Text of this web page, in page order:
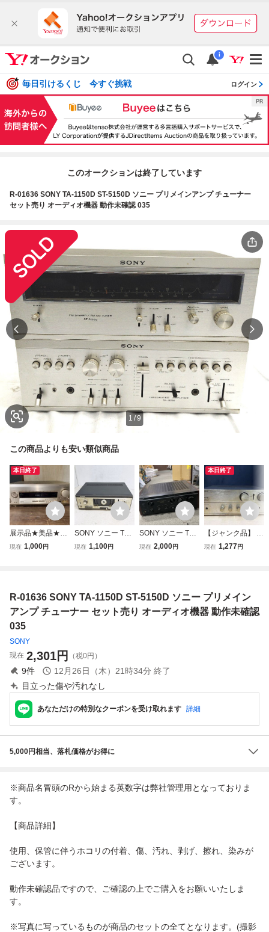
i
毎日引けるくじ 今すぐ挑戦 ログイン
このオークションは終了しています
R-01636 SONY TA-1150D ST-5150D ソニー プリメインアンプ チューナー
セット売り オーディオ機器 動作未確認 035
1 /9
この商品よりも安い類似商品
本日終了
展示品★美品★S
ONY★ソニー★TA
電確認済み★
現在 1,000円
SONY ソニー TA-
1166 プリメイン
現在 1,100円
SONY ソニー TA-
F505ESD プリメ
現在 2,000円
本日終了
【ジャンク品】 S
ONY ソニー プリ
現在 1,277円
R-01636 SONY TA-1150D ST-5150D ソニー プリメイン
アンプ チューナー セット売り オーディオ機器 動作未確認
035
SONY
現在 2,301円 （税0円）
9件 12月26日（木）21時34分 終了
目立った傷や汚れなし
あなただけの特別なクーポンを受け取れます 詳細
5,000円相当、落札価格がお得に
※商品名冒頭のRから始まる英数字は弊社管理用となっておりま
す。
【商品詳細】
使用、保管に伴うホコリの付着、傷、汚れ、剥げ、擦れ、染みが
ございます。
動作未確認品ですので、ご確認の上でご購入をお願いいたしま
す。
※写真に写っているものが商品のセットの全てとなります。(撮影